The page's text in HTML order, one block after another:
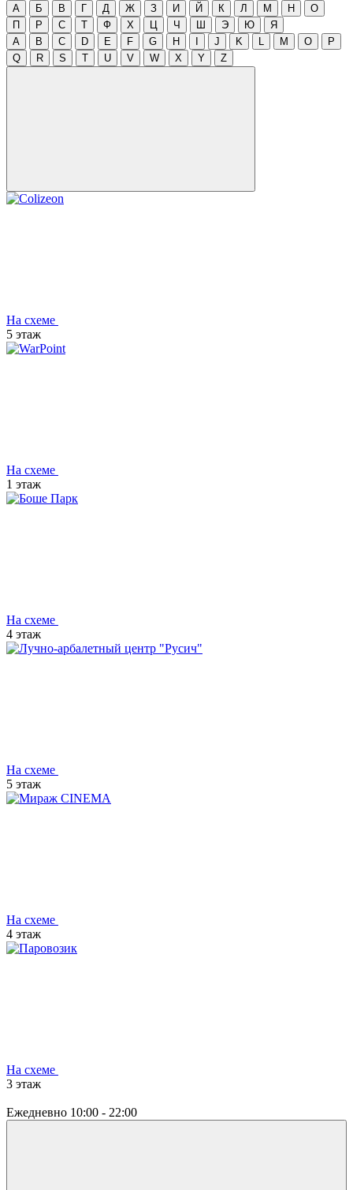
А Б В Г Д Ж З И Й К Л М Н
О
П
Р С Т Ф Х Ц Ч Ш Э Ю
Я
A
B C D E F G H J K L M O
P
Q
R S T U V W X Y Z
На схеме
5 этаж
На схеме
1 этаж
На схеме
4 этаж
На схеме
5 этаж
На схеме
4 этаж
На схеме
3 этаж
Ежедневно 10:00 - 22:00